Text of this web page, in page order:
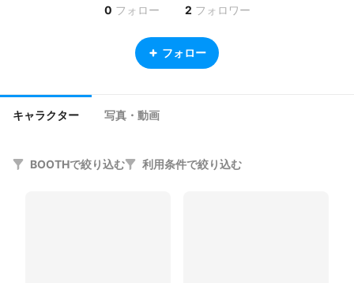
0 フォロー 2 フォロワー
フォロー
キャラクター 写真・動画
BOOTHで絞り込む 利用条件で絞り込む